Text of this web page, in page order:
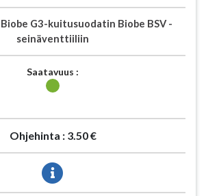
Biobe G3-kuitusuodatin Biobe BSV -
seinäventtiiliin
Saatavuus :
Ohjehinta : 3.50 €